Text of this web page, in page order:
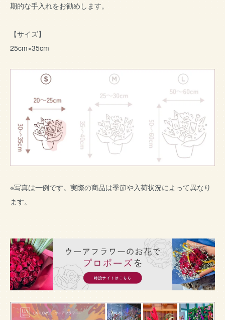
期的な手入れをお勧めします。
【サイズ】
25cm×35cm
※写真は一例です。実際の商品は季節や入荷状況によって異なり
ます。